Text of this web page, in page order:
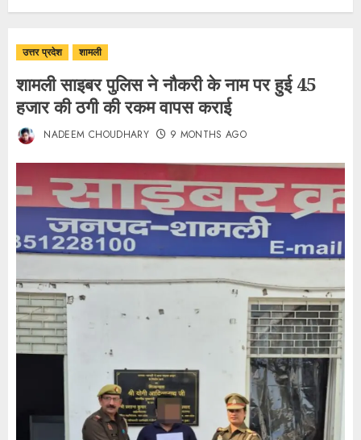
उत्तर प्रदेश शामली
शामली साइबर पुलिस ने नौकरी के नाम पर हुई 45
हजार की ठगी की रकम वापस कराई
NADEEM CHOUDHARY 9 MONTHS AGO